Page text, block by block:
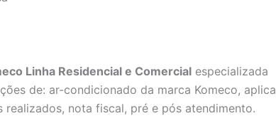
Linha Residencial e Comercial especializada
de: ar-condicionado da marca Komeco, aplica
nota fiscal, pré e pós atendimento.